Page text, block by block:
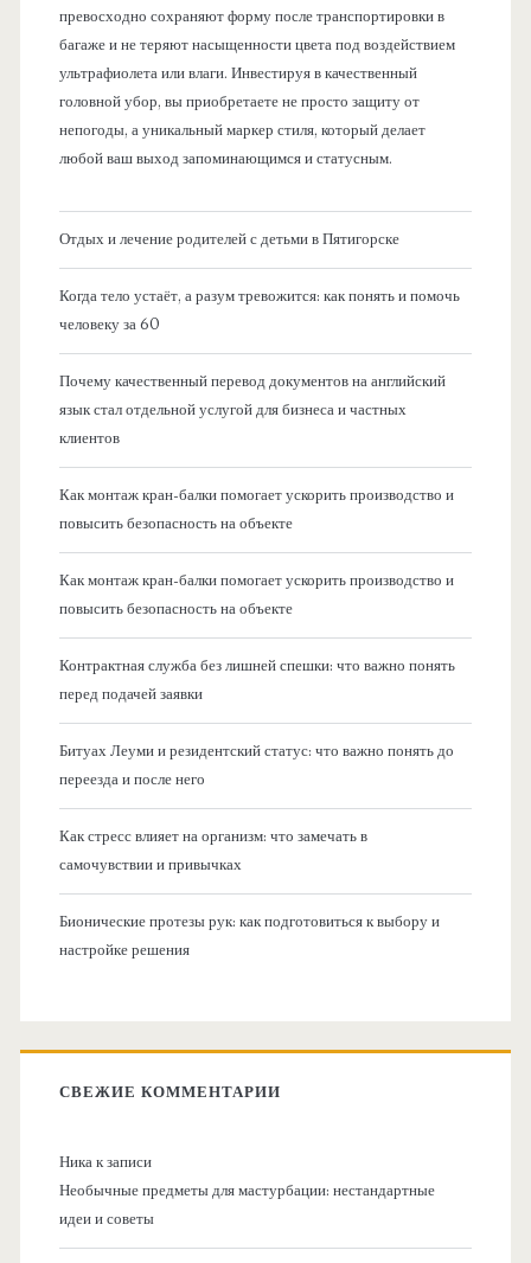
превосходно сохраняют форму после транспортировки в
багаже и не теряют насыщенности цвета под воздействием
ультрафиолета или влаги. Инвестируя в качественный
головной убор, вы приобретаете не просто защиту от
непогоды, а уникальный маркер стиля, который делает
любой ваш выход запоминающимся и статусным.
Отдых и лечение родителей с детьми в Пятигорске
Когда тело устаёт, а разум тревожится: как понять и помочь
человеку за 60
Почему качественный перевод документов на английский
язык стал отдельной услугой для бизнеса и частных
клиентов
Как монтаж кран-балки помогает ускорить производство и
повысить безопасность на объекте
Как монтаж кран-балки помогает ускорить производство и
повысить безопасность на объекте
Контрактная служба без лишней спешки: что важно понять
перед подачей заявки
Битуах Леуми и резидентский статус: что важно понять до
переезда и после него
Как стресс влияет на организм: что замечать в
самочувствии и привычках
Бионические протезы рук: как подготовиться к выбору и
настройке решения
СВЕЖИЕ КОММЕНТАРИИ
Никак записи
Необычные предметы для мастурбации: нестандартные
идеи и советы